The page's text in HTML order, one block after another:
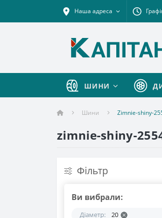
Наша адреса
ШИНИ
Шини Zimnie-shiny-
zimnie-shiny-
Фільтр
Ви вибрали:
Діаметр: 20